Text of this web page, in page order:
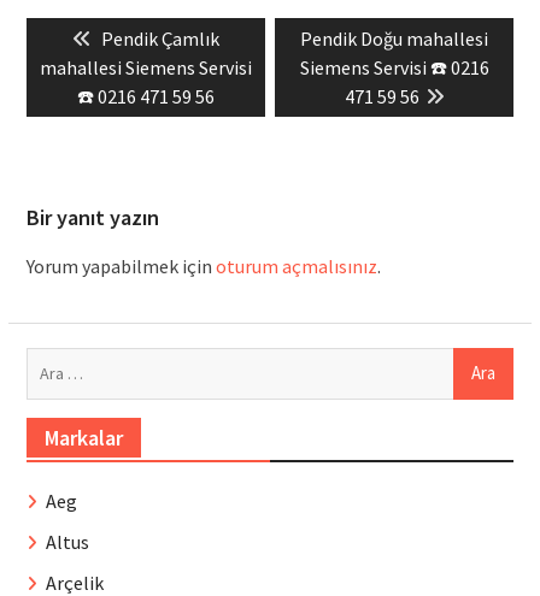
gezinmesiPrevious
post:
Pendik Çamlık
mahallesi Siemens Servisi
☎️ 0216 471 59 56
Next
post:
Pendik Doğu mahallesi
Siemens Servisi ☎️ 0216
471 59 56
Bir yanıt yazın
Yorum yapabilmek için oturum açmalısınız.
Markalar
Aeg
Altus
Arçelik